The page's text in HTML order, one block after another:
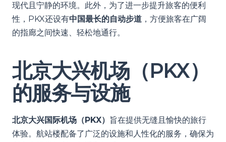
现代且宁静的环境。此外，为了进一步提升旅客的便利
性，PKX还设有中国最长的自动步道 ，方便旅客在广阔
的指廊之间快速、轻松地通行。
北京大兴机场（PKX）
的服务与设施
北京大兴国际机场（PKX） 旨在提供无缝且愉快的旅行
体验。航站楼配备了广泛的设施和人性化的服务，确保为